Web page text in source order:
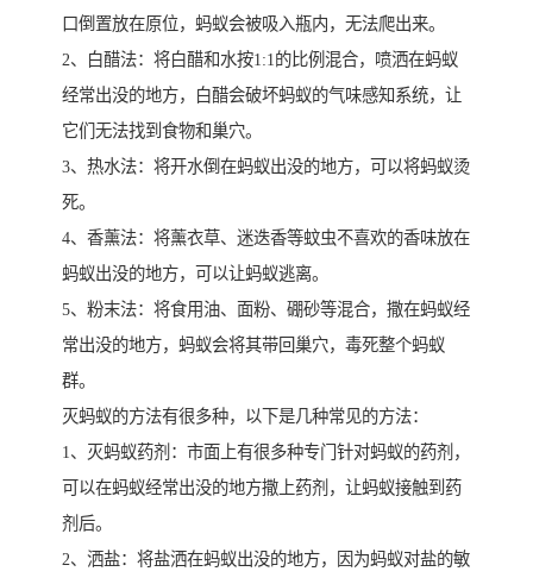
口倒置放在原位，蚂蚁会被吸入瓶内，无法爬出来。
2、白醋法：将白醋和水按1:1的比例混合，喷洒在蚂蚁
经常出没的地方，白醋会破坏蚂蚁的气味感知系统，让
它们无法找到食物和巢穴。
3、热水法：将开水倒在蚂蚁出没的地方，可以将蚂蚁烫
死。
4、香薰法：将薰衣草、迷迭香等蚊虫不喜欢的香味放在
蚂蚁出没的地方，可以让蚂蚁逃离。
5、粉末法：将食用油、面粉、硼砂等混合，撒在蚂蚁经
常出没的地方，蚂蚁会将其带回巢穴，毒死整个蚂蚁
群。
灭蚂蚁的方法有很多种，以下是几种常见的方法：
1、灭蚂蚁药剂：市面上有很多种专门针对蚂蚁的药剂，
可以在蚂蚁经常出没的地方撒上药剂，让蚂蚁接触到药
剂后。
2、洒盐：将盐洒在蚂蚁出没的地方，因为蚂蚁对盐的敏